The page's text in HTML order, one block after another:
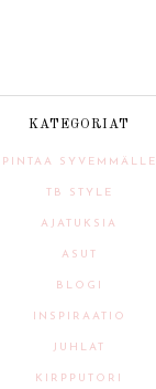
KATEGORIAT
PINTAA SYVEMMÄLLE
TB STYLE
AJATUKSIA
ASUT
BLOGI
INSPIRAATIO
JUHLAT
KIRPPUTORI